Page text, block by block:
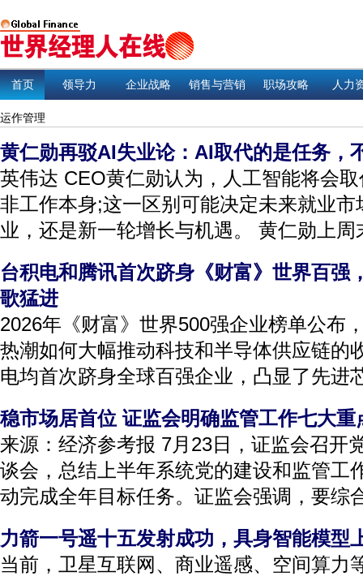
首页 领导力 企业战略 销售与营销 职场攻略 人力
运作管理
黄仁勋再驳AI失业论：AI取代的是任务，
英伟达 CEO黄仁勋认为，人工智能将会
非工作本身;这一区别可能决定未来就业
业，还是新一轮增长与机遇。 黄仁勋上
台积电和腾讯首次跻身《财富》世界百强
歌猛进
2026年《财富》世界500强企业榜单公布
热潮如何大幅推动科技和半导体供应链的
电均首次跻身全球百强企业，凸显了先进
稳市场居首位 证监会明确监管工作七大重
来源：经济参考报 7月23日，证监会召开
谈会，总结上半年系统党的建设和监管工
动完成全年目标任务。证监会强调，要综
力箭一号遥十五发射成功，具身智能模型
当前，卫星互联网、商业遥感、空间算力